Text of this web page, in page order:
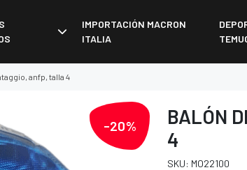
IMPORTACIÓN MACRON
ITALIA
anfp, talla 4
-20%
BALÓN
4
SKU: MO22100